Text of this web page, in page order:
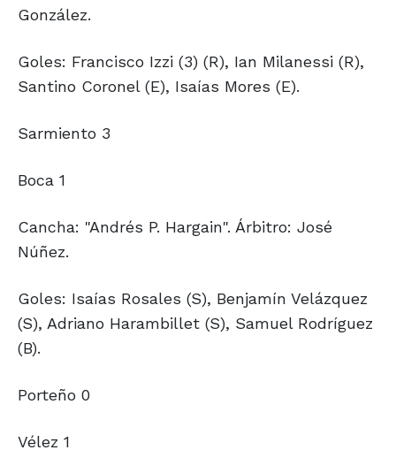
González.
Goles: Francisco Izzi (3) (R), Ian Milanessi (R),
Santino Coronel (E), Isaías Mores (E).
Sarmiento 3
Boca 1
Cancha: "Andrés P. Hargain". Árbitro: José
Núñez.
Goles: Isaías Rosales (S), Benjamín Velázquez
(S), Adriano Harambillet (S), Samuel Rodríguez
(B).
Porteño 0
Vélez 1